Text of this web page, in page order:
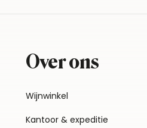
Over ons
Wijnwinkel
Kantoor & expeditie